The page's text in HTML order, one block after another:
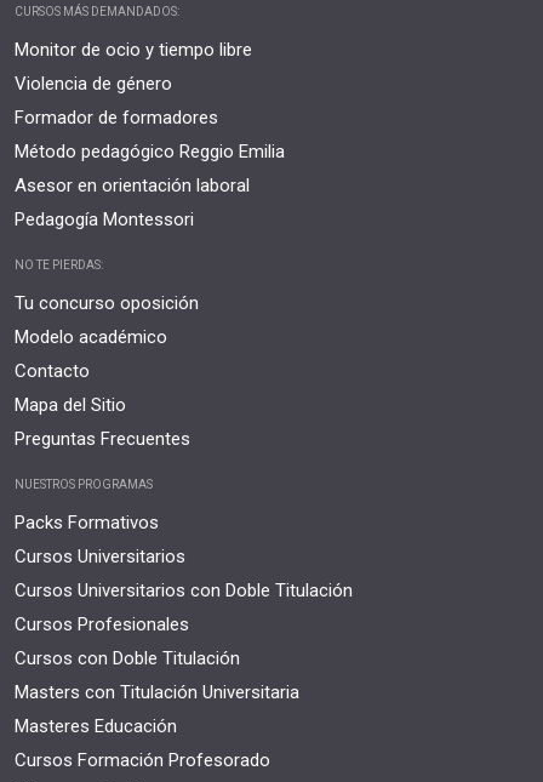
CURSOS MÁS DEMANDADOS:
Monitor de ocio y tiempo libre
Violencia de género
Formador de formadores
Método pedagógico Reggio Emilia
Asesor en orientación laboral
Pedagogía Montessori
NO TE PIERDAS:
Tu concurso oposición
Modelo académico
Contacto
Mapa del Sitio
Preguntas Frecuentes
NUESTROS PROGRAMAS
Packs Formativos
Cursos Universitarios
Cursos Universitarios con Doble Titulación
Cursos Profesionales
Cursos con Doble Titulación
Masters con Titulación Universitaria
Masteres Educación
Cursos Formación Profesorado